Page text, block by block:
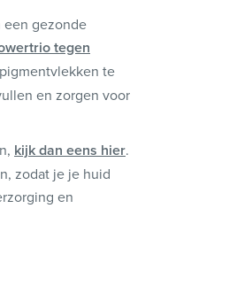
een gezonde
tegen
te
en zorgen voor
kijk dan eens hier.
zodat je je huid
en